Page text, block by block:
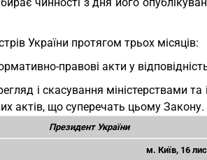
України протягом трьох місяців:
правові акти у
і скасування міністерствами
актів, що суперечать цьому Закону.
Президент України
м. Київ, 16